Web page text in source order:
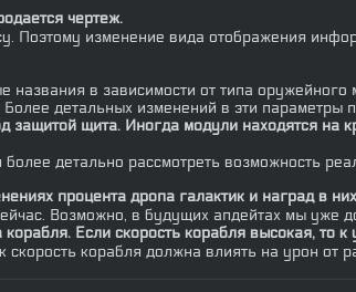
чертеж.
Поэтому изменение вида отображения
названия в зависимости от типа
детальных изменений в эти параметры
щита. Иногда модули находятся на
детально рассмотреть возможность
процента дропа галактик и наград в
Возможно, в будущих апдейтах мы уже
Если скорость корабля высокая, то к
корабля должна влиять на урон от